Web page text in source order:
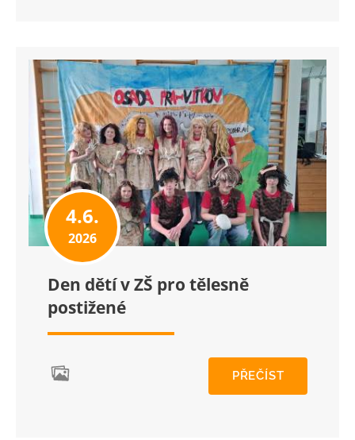
4.6.
2026
Den dětí v ZŠ pro tělesně
postižené
PŘEČÍST